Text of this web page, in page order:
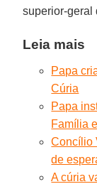
superior-geral
Leia mais
Papa
Cúria
Papa
Família
Concílio
de
A cúria